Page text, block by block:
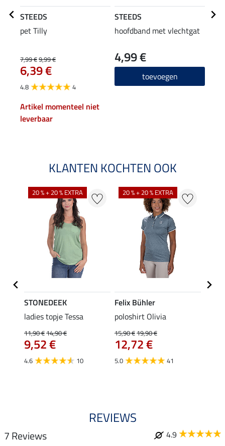
STEEDS
pet Tilly
7,99 €9,99 €
6,39 €
4.8 4
Artikel momenteel niet
leverbaar
STEEDS
hoofdband met vlechtgat
4,99 €
toevoegen
KLANTEN KOCHTEN OOK
20 % + 20 % EXTRA
STONEDEEK
ladies topje Tessa
11,90 €14,90 €
9,52 €
4.6 10
20 % + 20 % EXTRA
Felix Bühler
poloshirt Olivia
15,90 €19,90 €
12,72 €
5.0 41
REVIEWS
7 Reviews
4.9